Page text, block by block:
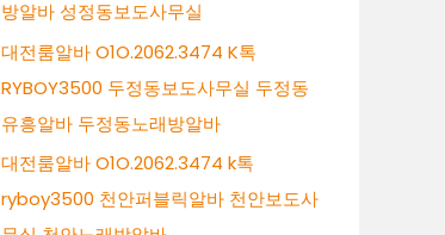
방알바 성정동보도사무실
대전룸알바 O1O.2062.3474 K톡
RYBOY3500 두정동보도사무실 두정동
유흥알바 두정동노래방알바
대전룸알바 O1O.2062.3474 k톡
ryboy3500 천안퍼블릭알바 천안보도사